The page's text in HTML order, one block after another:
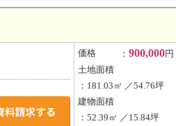
価格 ：900,000円
土地面積
：181.03㎡ ／54.76坪
建物面積
：52.39㎡ ／15.84坪